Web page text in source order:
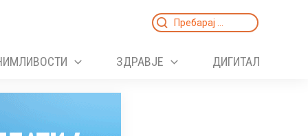
Search
ЗДРАВЈЕ ДИГИТАЛ